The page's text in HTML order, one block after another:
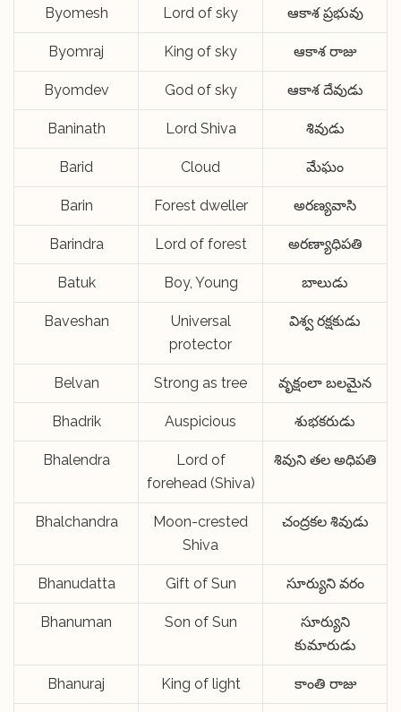
Byomesh Lord of sky ఆకాశ ప్రభువు
Byomraj King of sky ఆకాశ రాజు
Byomdev God of sky ఆకాశ దేవుడు
Baninath Lord Shiva శివుడు
Barid Cloud మేఘం
Barin Forest dweller అరణ్యవాసి
Barindra Lord of forest అరణ్యాధిపతి
Batuk Boy, Young బాలుడు
Baveshan
Universal
protector
విశ్వ రక్షకుడు
Belvan Strong as tree వృక్షంలా బలమైన
Bhadrik Auspicious శుభకరుడు
Bhalendra
Lord of
forehead (Shiva)
శివుని తల అధిపతి
Bhalchandra
Moon-crested
Shiva
చంద్రకల శివుడు
Bhanudatta Gift of Sun సూర్యుని వరం
Bhanuman Son of Sun
సూర్యుని
కుమారుడు
Bhanuraj King of light కాంతి రాజు